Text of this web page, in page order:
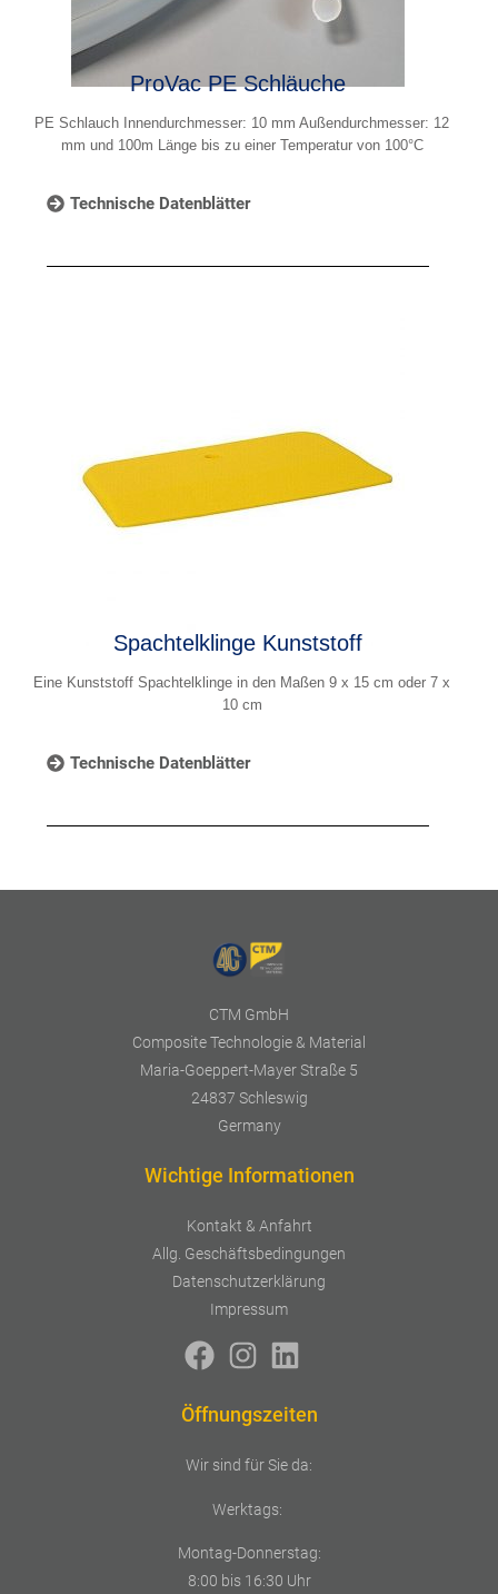
ProVac PE Schläuche
PE Schlauch Innendurchmesser: 10 mm Außendurchmesser: 12
mm und 100m Länge bis zu einer Temperatur von 100°C
Technische Datenblätter
Spachtelklinge Kunststoff
Eine Kunststoff Spachtelklinge in den Maßen 9 x 15 cm oder 7 x
10 cm
Technische Datenblätter
CTM GmbH
Composite Technologie & Material
Maria-Goeppert-Mayer Straße 5
24837 Schleswig
Germany
Wichtige Informationen
Kontakt & Anfahrt
Allg. Geschäftsbedingungen
Datenschutzerklärung
Impressum
Öffnungszeiten
Wir sind für Sie da:
Werktags:
Montag-Donnerstag:
8:00 bis 16:30 Uhr